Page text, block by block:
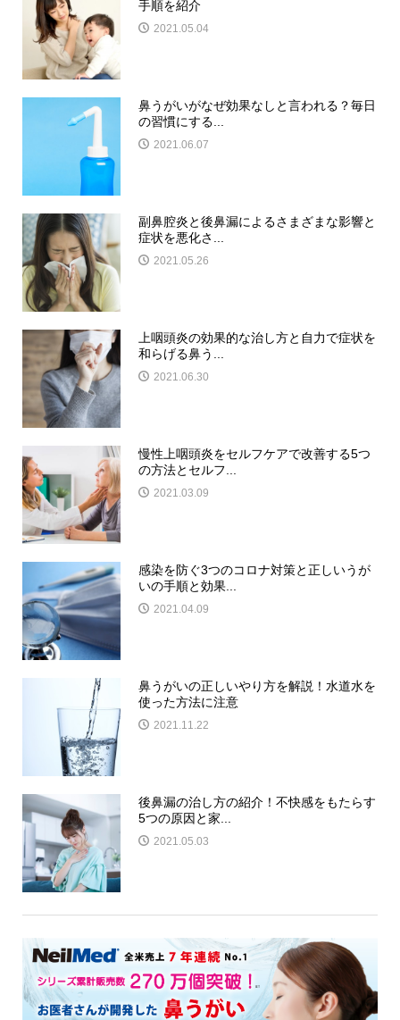
手順を紹介
2021.05.04
鼻うがいがなぜ効果なしと言われる？毎日
の習慣にする...
2021.06.07
副鼻腔炎と後鼻漏によるさまざまな影響と
症状を悪化さ...
2021.05.26
上咽頭炎の効果的な治し方と自力で症状を
和らげる鼻う...
2021.06.30
慢性上咽頭炎をセルフケアで改善する5つ
の方法とセルフ...
2021.03.09
感染を防ぐ3つのコロナ対策と正しいうが
いの手順と効果...
2021.04.09
鼻うがいの正しいやり方を解説！水道水を
使った方法に注意
2021.11.22
後鼻漏の治し方の紹介！不快感をもたらす
5つの原因と家...
2021.05.03